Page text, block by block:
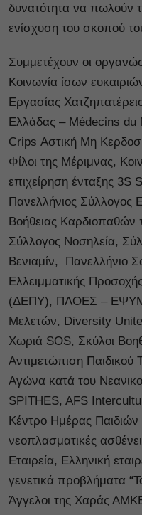
δυνατότητα να πωλούν
ενίσχυση του σκοπού
Συμμετέχουν οι
Κοινωνία ίσων
Εργασίας
Ελλάδας – Médecins du
Crips Αστική Μη
Φίλοι της Μέριμνας,
επιχείρηση ένταξης 3S
Πανελλήνιος Σύλλογος
Βοήθειας Καρδιοπαθών
Σύλλογος Νοσηλεία,
Βενιαμίν, Πανελλήνιο
Ελλειμματικής
(ΔΕΠΥ), ΠΛΟΕΣ – ΕΨΥΜΕ
Μελετών, Diversity
Χωριά SOS, Σκύλοι
Αντιμετώπιση
Αγώνα κατά του
SPITHES, AFS
Κέντρο Ημέρας
νεοπλασματικές
Εταιρεία, Ελληνική
γενετικά προβλήματα
Άγγελοι της Χαράς